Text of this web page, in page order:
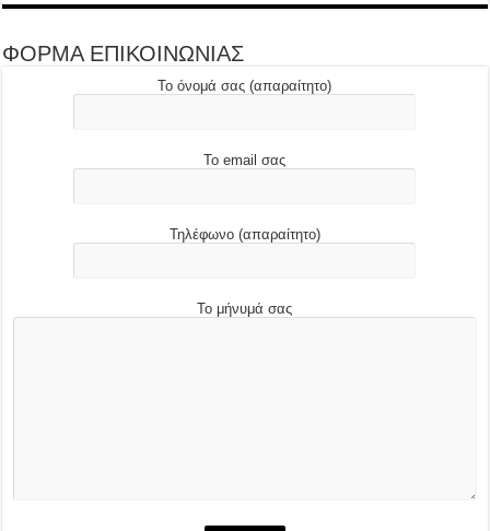
ΦΟΡΜΑ ΕΠΙΚΟΙΝΩΝΙΑΣ
Το όνομά σας (απαραίτητο)
Το email σας
Τηλέφωνο (απαραίτητο)
Το μήνυμά σας